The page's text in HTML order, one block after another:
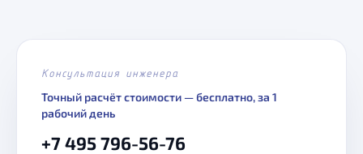
Консультация инженера
Точный расчёт стоимости — бесплатно, за 1
рабочий день
+7 495 796-56-76